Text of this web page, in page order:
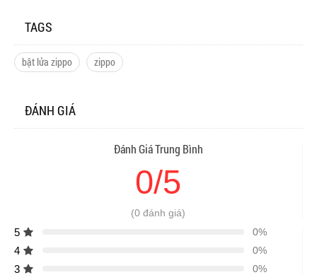
TAGS
bật lửa zippo zippo
ĐÁNH GIÁ
Đánh Giá Trung Bình
0/5
(0 đánh giá)
5 0%
4 0%
3 0%